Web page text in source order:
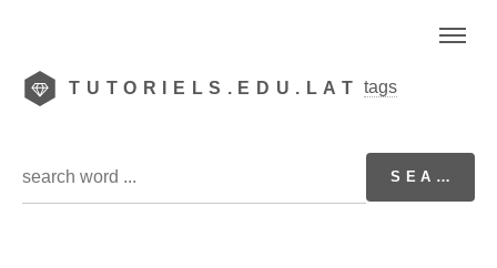
TUTORIELS.EDU.LAT tags